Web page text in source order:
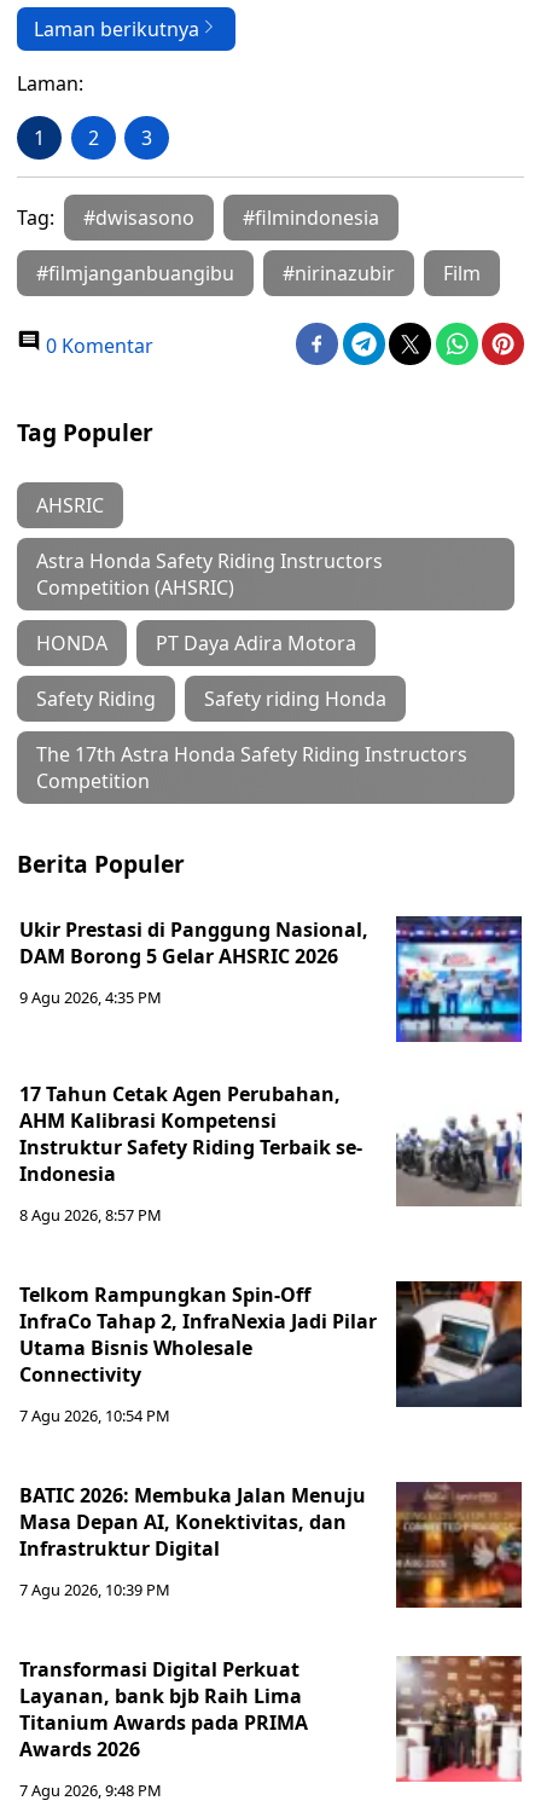
Laman berikutnya
Laman:
1 2 3
Tag: #dwisasono #filmindonesia
#filmjanganbuangibu #nirinazubir Film
0 Komentar
Tag Populer
AHSRIC
Astra Honda Safety Riding Instructors
Competition (AHSRIC)
HONDA PT Daya Adira Motora
Safety Riding Safety riding Honda
The 17th Astra Honda Safety Riding Instructors
Competition
Berita Populer
Ukir Prestasi di Panggung Nasional,
DAM Borong 5 Gelar AHSRIC 2026
9 Agu 2026, 4:35 PM
17 Tahun Cetak Agen Perubahan,
AHM Kalibrasi Kompetensi
Instruktur Safety Riding Terbaik se-
Indonesia
8 Agu 2026, 8:57 PM
Telkom Rampungkan Spin-Off
InfraCo Tahap 2, InfraNexia Jadi Pilar
Utama Bisnis Wholesale
Connectivity
7 Agu 2026, 10:54 PM
BATIC 2026: Membuka Jalan Menuju
Masa Depan AI, Konektivitas, dan
Infrastruktur Digital
7 Agu 2026, 10:39 PM
Transformasi Digital Perkuat
Layanan, bank bjb Raih Lima
Titanium Awards pada PRIMA
Awards 2026
7 Agu 2026, 9:48 PM